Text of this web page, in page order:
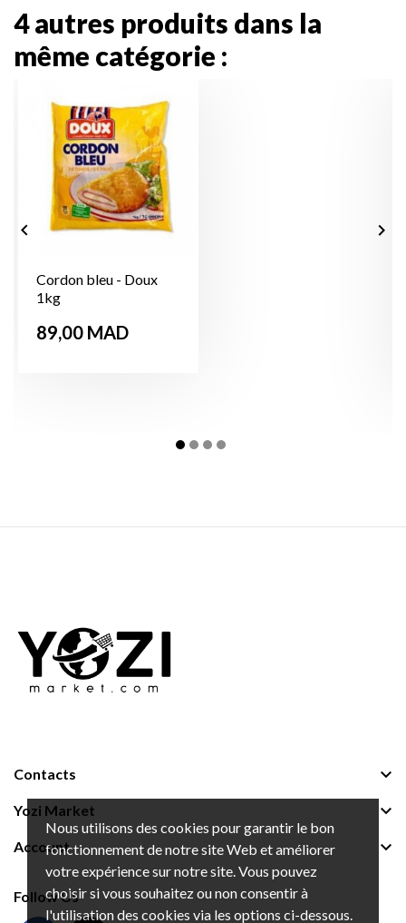
Nous utilisons des cookies pour garantir le bon
fonctionnement de notre site Web et améliorer
votre expérience sur notre site. Vous pouvez
choisir si vous souhaitez ou non consentir à
l'utilisation des cookies via les options ci-dessous.
4 autres produits dans la
même catégorie :
Cordon bleu - Doux
1kg
Prix
89,00 MAD
 
Contacts 
Yozi Market 
Account 
Follow Us